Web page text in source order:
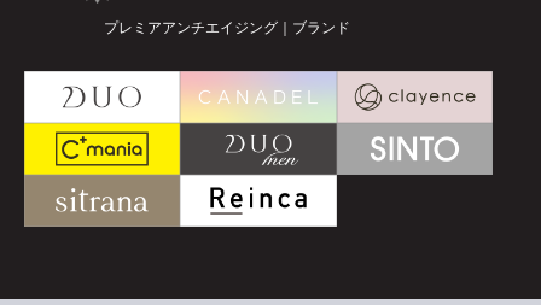
プレミアアンチエイジング｜ブランド